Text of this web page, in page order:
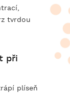
tvrdou
při
plíseň